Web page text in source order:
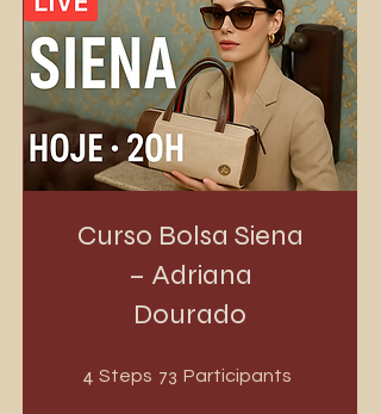
Curso Bolsa Siena
– Adriana
Dourado
4 Steps 4 Steps
73 Participants